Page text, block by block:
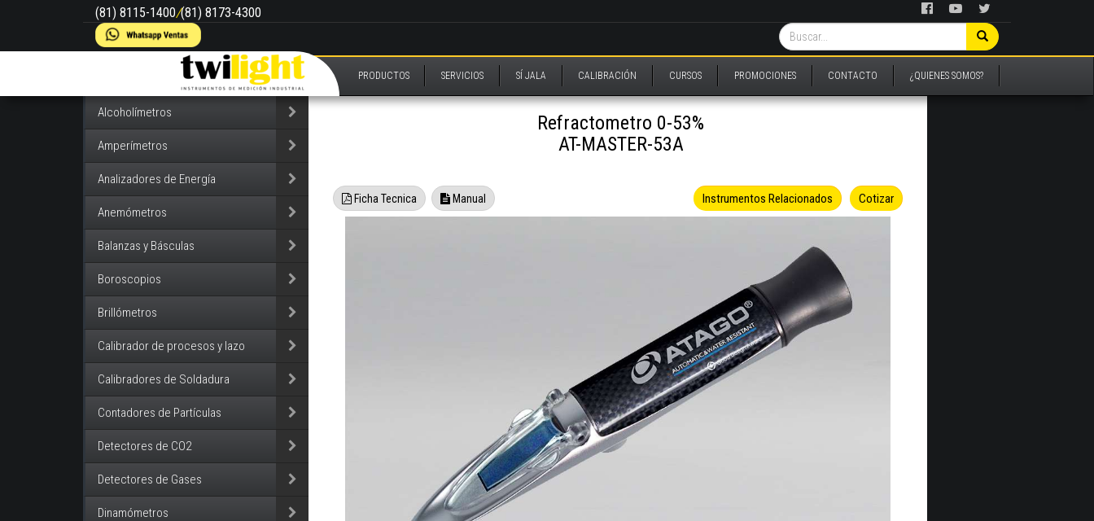
(81) 8115-1400/(81) 8173-4300
PRODUCTOS SERVICIOS SÍ JALA CALIBRACIÓN CURSOS PROMOCIONES CONTACTO ¿QUIENES SOMOS?
Alcoholímetros
Amperímetros
Analizadores de Energía
Anemómetros
Balanzas y Básculas
Boroscopios
Brillómetros
Calibrador de procesos y lazo
Calibradores de Soldadura
Contadores de Partículas
Detectores de CO2
Detectores de Gases
Dinamómetros
Refractometro 0-53%
AT-MASTER-53A
Cotizar
Instrumentos Relacionados
Ficha Tecnica Manual